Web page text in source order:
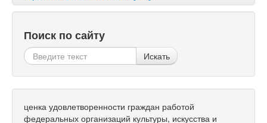
Поиск по сайту
Искать
ценка удовлетворенности граждан работой
федеральных организаций культуры, искусства и